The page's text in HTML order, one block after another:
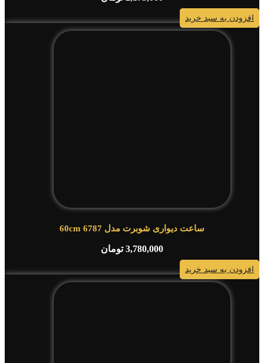
افزودن به سبد خرید
ساعت دیواری شوبرت مدل 6787 60cm
3,780,000 تومان
افزودن به سبد خرید